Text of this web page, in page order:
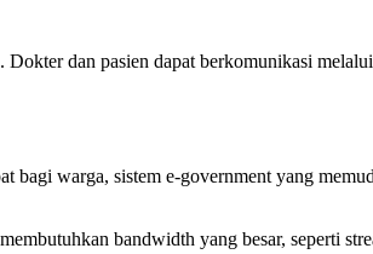
dan pasien dapat berkomunikasi
warga, sistem e-government yang
bandwidth yang besar, seperti